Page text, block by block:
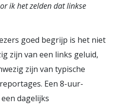
ik het zelden dat linkse
goed begrijp is het niet
zijn van een links geluid,
zijn van typische
Een 8-uur-
dagelijks